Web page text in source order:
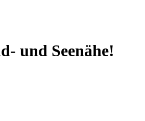
und Seenähe!